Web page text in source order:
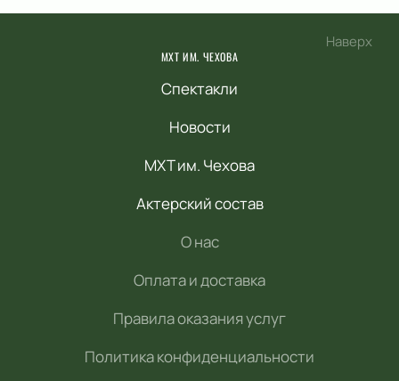
Наверх
МХТ ИМ. ЧЕХОВА
Спектакли
Новости
МХТ им. Чехова
Актерский состав
О нас
Оплата и доставка
Правила оказания услуг
Политика конфиденциальности